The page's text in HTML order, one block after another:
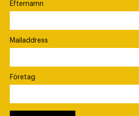
Efternamn
Mailaddress
Företag